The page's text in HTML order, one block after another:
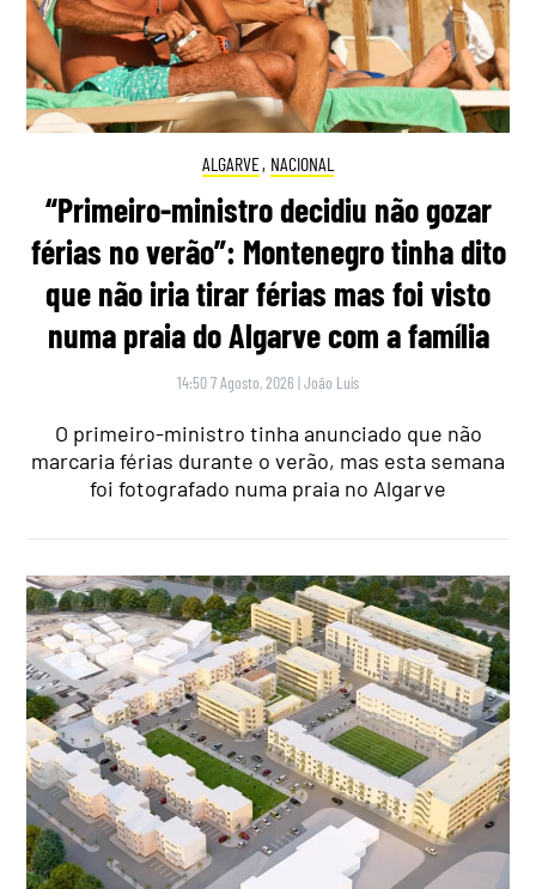
ALGARVE, NACIONAL
“Primeiro-ministro decidiu não gozar
férias no verão”: Montenegro tinha dito
que não iria tirar férias mas foi visto
numa praia do Algarve com a família
14:50 7 Agosto, 2026 |João Luís
O primeiro-ministro tinha anunciado que não
marcaria férias durante o verão, mas esta semana
foi fotografado numa praia no Algarve